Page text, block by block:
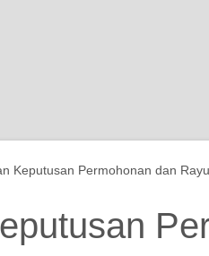
Keputusan Permohonan dan